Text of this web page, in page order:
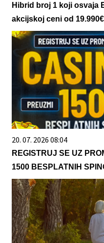
Hibrid broj 1 koji osvaja
akcijskoj ceni od
20. 07. 2026 08:04
REGISTRUJ SE UZ
1500 BESPLATNIH